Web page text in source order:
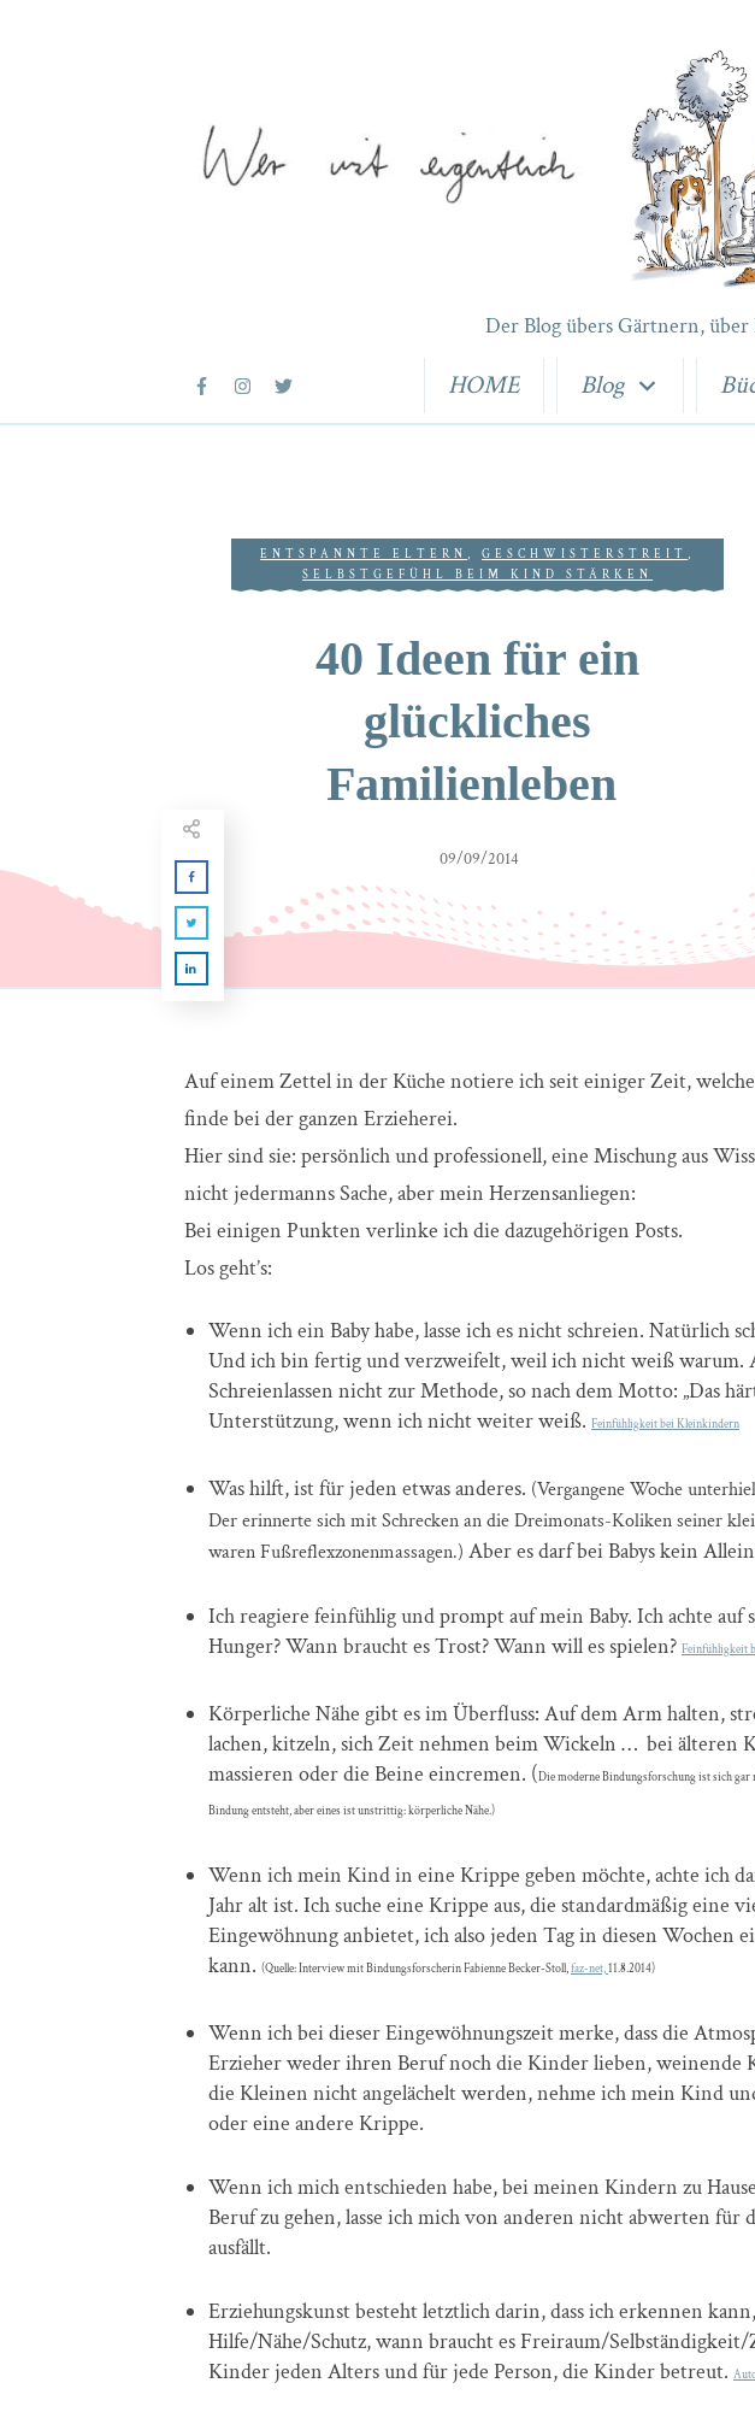
Der Blog übers Gärtnern,
HOME Blog
ENTSPANNTE ELTERN ,GESCHWISTERSTREIT ,
SELBSTGEFÜHL BEIM KIND STÄRKEN
40 Ideen für ein
glückliches
Familienleben
09/09/2014
Auf einem Zettel in der Küche notiere ich seit einiger Zeit,
finde bei der ganzen Erzieherei.
Hier sind sie: persönlich und professionell, eine Mischung aus
nicht jedermanns Sache, aber mein Herzensanliegen:
Bei einigen Punkten verlinke ich die dazugehörigen Posts.
Los geht’s:
Wenn ich ein Baby habe, lasse ich es nicht schreien. Natürlich
Und ich bin fertig und verzweifelt, weil ich nicht weiß warum.
Schreienlassen nicht zur Methode, so nach dem Motto: „Das
Unterstützung, wenn ich nicht weiter weiß. Feinfühligkeit bei Kleinkindern
Was hilft, ist für jeden etwas anderes. (Vergangene Woche
Der erinnerte sich mit Schrecken an die Dreimonats-Koliken seiner
waren Fußreflexzonenmassagen.) Aber es darf bei Babys kein
Ich reagiere feinfühlig und prompt auf mein Baby. Ich achte auf
Hunger? Wann braucht es Trost? Wann will es spielen? Feinfühligkeit
Körperliche Nähe gibt es im Überfluss: Auf dem Arm halten,
lachen, kitzeln, sich Zeit nehmen beim Wickeln … bei älteren
massieren oder die Beine eincremen. (Die moderne Bindungsforschung ist sich gar
Bindung entsteht, aber eines ist unstrittig: körperliche Nähe.)
Wenn ich mein Kind in eine Krippe geben möchte, achte ich
Jahr alt ist. Ich suche eine Krippe aus, die standardmäßig eine
Eingewöhnung anbietet, ich also jeden Tag in diesen Wochen
kann. (Quelle: Interview mit Bindungsforscherin Fabienne Becker-Stoll,faz-net,11.8.2014)
Wenn ich bei dieser Eingewöhnungszeit merke, dass die
Erzieher weder ihren Beruf noch die Kinder lieben,
die Kleinen nicht angelächelt werden, nehme ich mein Kind
oder eine andere Krippe.
Wenn ich mich entschieden habe, bei meinen Kindern zu
Beruf zu gehen, lasse ich mich von anderen nicht abwerten für
ausfällt.
Erziehungskunst besteht letztlich darin, dass ich erkennen
Hilfe/Nähe/Schutz, wann braucht es Freiraum/
Kinder jeden Alters und für jede Person, die Kinder betreut.